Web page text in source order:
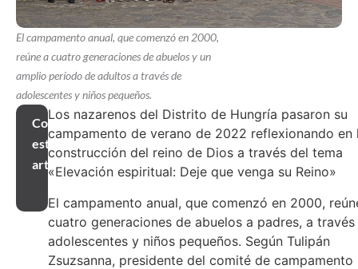
El campamento anual, que comenzó en 2000,
reúne a cuatro generaciones de abuelos y un
amplio período de adultos a través de
adolescentes y niños pequeños.
Compartir
este
artículo
Los nazarenos del Distrito de Hungría pasaron su
campamento de verano de 2022 reflexionando en
construcción del reino de Dios a través del tema
«Elevación espiritual: Deje que venga su Reino»
El campamento anual, que comenzó en 2000,
cuatro generaciones de abuelos a padres, a través
adolescentes y niños pequeños. Según Tulipán
Zsuzsanna, presidente del comité de campamento